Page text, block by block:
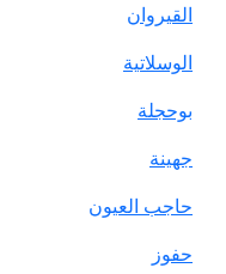
القيروان
الوسلاتية
بوحجلة
جهينة
حاجب العيون
حفوز